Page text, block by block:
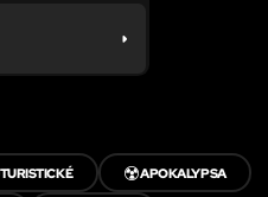
☢️APOKALYPSA